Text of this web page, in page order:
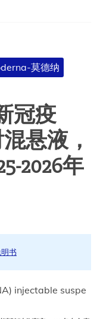
莫德纳
冠疫
悬液，
2026年
书
injectable suspe